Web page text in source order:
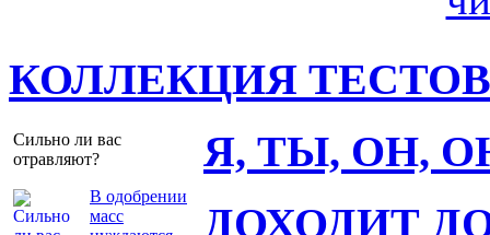
КОЛЛЕКЦИЯ ТЕСТОВ
Сильно ли вас
отравляют?
В одобрении
масс
Я, ТЫ, ОН,
ДОХОДИТ